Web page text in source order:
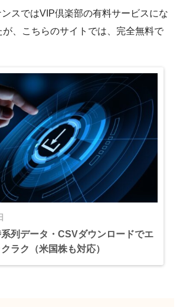
スではVIP倶楽部の有料サービスにな
が、こちらのサイトでは、完全無料で
系列データ・CSVダウンロードでエ
ラク（米国株も対応）